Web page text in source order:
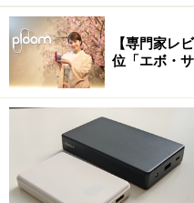
だ。
一般的なモバイル通信機
やPCカードスロット、
続して利用する。このた
でも可）との接続がほぼ
報端末）に対応している
ドーDS、PSP、iPod
【専門家レ
位「エボ・